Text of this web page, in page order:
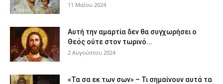
11 Μαΐου 2024
Αυτή την αμαρτία δεν θα συγχωρήσει ο
Θεός ούτε στον τωρινό...
2 Αυγούστου 2024
«Τα σα εκ των σων» – Τι σημαίνουν αυτά τα